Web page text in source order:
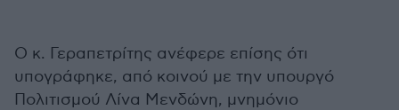
Ο κ. Γεραπετρίτης ανέφερε επίσης ότι
υπογράφηκε, από κοινού με την υπουργό
Πολιτισμού Λίνα Μενδώνη, μνημόνιο